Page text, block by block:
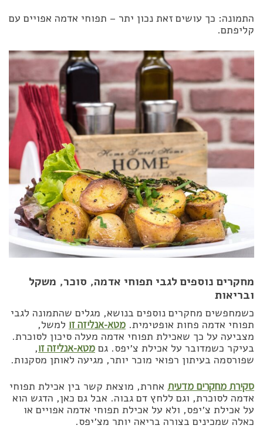
התמונה: כך עושים זאת נכון יתר – תפוחי אדמה אפויים עם
קליפתם.
מחקרים נוספים לגבי תפוחי אדמה, סוכר, משקל
ובריאות
כשמחפשים מחקרים נוספים בנושא, מגלים שהתמונה לגבי
תפוחי אדמה פחות אופטימית. מטא-אנליזה זו למשל,
מצביעה על כך שאכילת תפוחי אדמה מעלה סיכון לסוכרת.
בעיקר כשמדובר על אכילת צ׳יפס. גם מטא-אנליזה זו,
שפורסמה בעיתון רפואי מוכר יותר, מגיעה לאותן מסקנות.
סקירת מחקרים מדעית אחרת, מוצאת קשר בין אכילת תפוחי
אדמה לסוכרת, וגם ללחץ דם גבוה. אבל גם כאן, הדגש הוא
על אכילת צ׳יפס, ולא על אכילת תפוחי אדמה אפויים או
כאלה שמכינים בצורה בריאה יותר מצ׳יפס.